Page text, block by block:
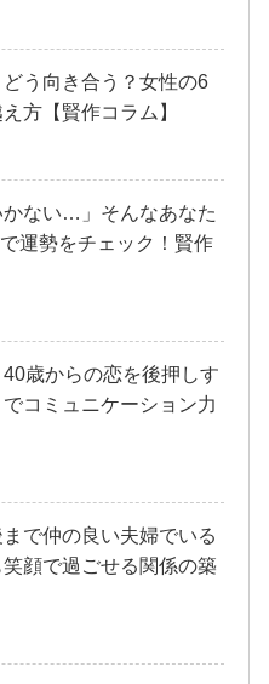
どう向き合う？女性の6
方【賢作コラム】
かない…」そんなあなた
運勢をチェック！賢作
歳からの恋を後押しす
コミュニケーション力
で仲の良い夫婦でいる
顔で過ごせる関係の築